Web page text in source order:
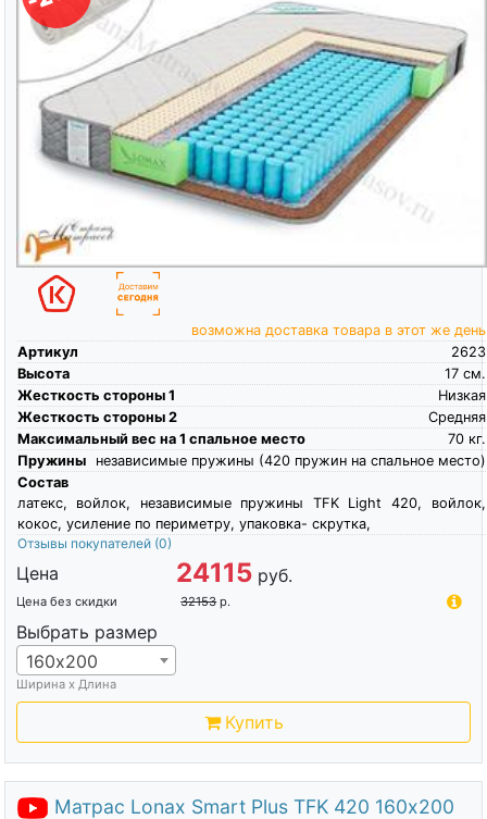
возможна доставка товара в этот же день
Артикул
2623
Высота
см.
17
Жесткость стороны 1
Низкая
Жесткость стороны 2
Средняя
Максимальный вес на 1 спальное место
кг.
70
Пружины
независимые пружины (420 пружин на спальное место)
Состав
латекс, войлок, независимые пружины TFK Light 420, войлок,
кокос, усиление по периметру, упаковка- скрутка,
Отзывы покупателей (0)
Цена 24115 руб.
Цена без скидки 32153 р.
Выбрать размер
160х200
Ширина х Длина
Купить
Матрас Lonax Smart Plus TFK 420 160х200